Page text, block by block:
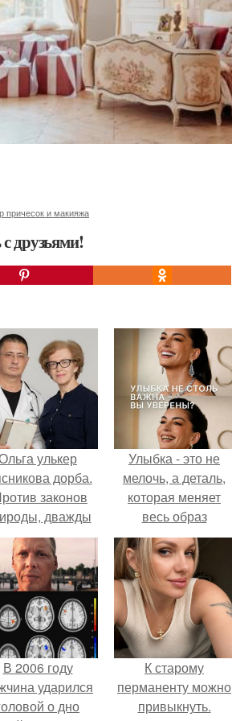
причесок и макияжа
друзьями!
улькер
дорба.
законов
дважды
из комы":
Мясников в
смерти мамы
пример
за жизнь
Улыбка - это не
мелочь, а деталь,
которая меняет
весь образ
человека.
В 2006 году
ударился
о дно
К старому
перманенту можно
привыкнуть.